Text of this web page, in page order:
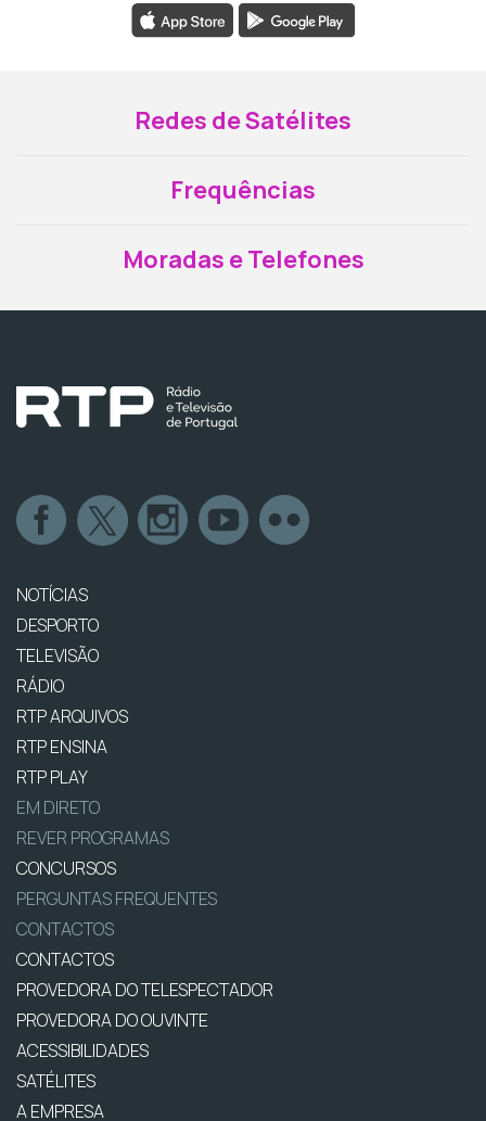
Redes de Satélites
Frequências
Moradas e Telefones
NOTÍCIAS
DESPORTO
TELEVISÃO
RÁDIO
RTP ARQUIVOS
RTP ENSINA
RTP PLAY
EM DIRETO
REVER PROGRAMAS
CONCURSOS
PERGUNTAS FREQUENTES
CONTACTOS
CONTACTOS
PROVEDORA DO TELESPECTADOR
PROVEDORA DO OUVINTE
ACESSIBILIDADES
SATÉLITES
A EMPRESA